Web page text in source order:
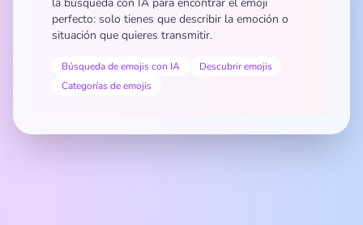
perfecto: solo tienes que describir la emoción o
situación que quieres transmitir.
Búsqueda de emojis con IA
Descubrir emojis
Categorías de emojis